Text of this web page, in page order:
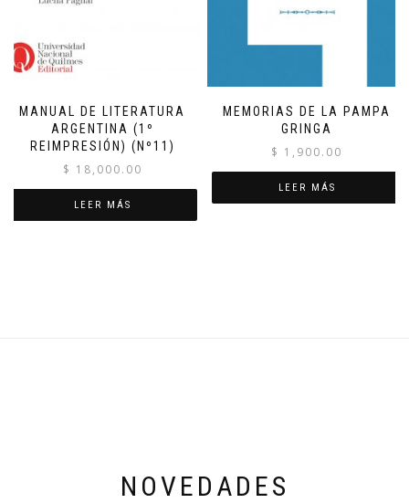
MANUAL DE LITERATURA
ARGENTINA (1º
REIMPRESIÓN) (Nº11)
$ 18,000.00
LEER MÁS
MEMORIAS DE LA PAMPA
GRINGA
$ 1,900.00
LEER MÁS
NOVEDADES